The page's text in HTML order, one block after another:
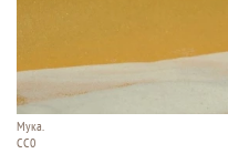
Мука.
СС0